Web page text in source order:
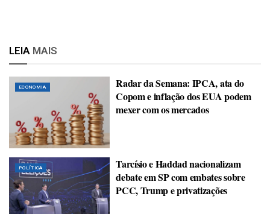
LEIA MAIS
ECONOMIA
Radar da Semana: IPCA, ata do
Copom e inflação dos EUA podem
mexer com os mercados
POLÍTICA
Tarcísio e Haddad nacionalizam
debate em SP com embates sobre
PCC, Trump e privatizações